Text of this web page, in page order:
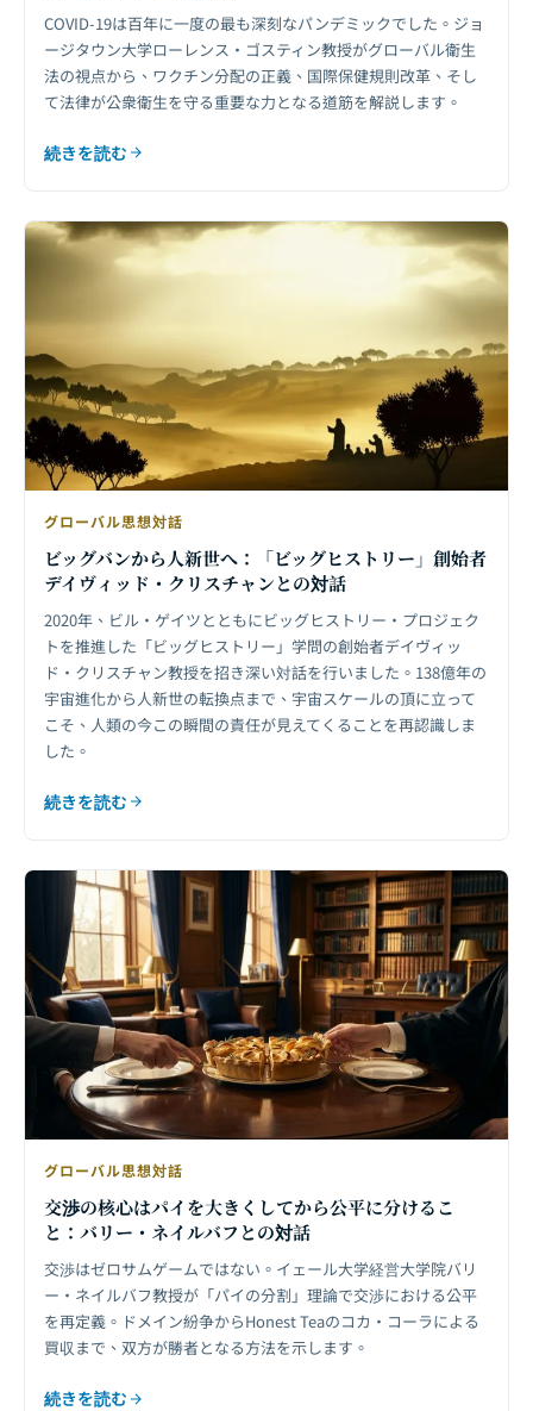
COVID-19は百年に一度の最も深刻なパンデミックでした。ジョ
ージタウン大学ローレンス・ゴスティン教授がグローバル衛生
法の視点から、ワクチン分配の正義、国際保健規則改革、そし
て法律が公衆衛生を守る重要な力となる道筋を解説します。
続きを読む
グローバル思想対話
ビッグバンから人新世へ：「ビッグヒストリー」創始者
デイヴィッド・クリスチャンとの対話
2020年、ビル・ゲイツとともにビッグヒストリー・プロジェク
トを推進した「ビッグヒストリー」学問の創始者デイヴィッ
ド・クリスチャン教授を招き深い対話を行いました。138億年の
宇宙進化から人新世の転換点まで、宇宙スケールの頂に立って
こそ、人類の今この瞬間の責任が見えてくることを再認識しま
した。
続きを読む
グローバル思想対話
交渉の核心はパイを大きくしてから公平に分けるこ
と：バリー・ネイルバフとの対話
交渉はゼロサムゲームではない。イェール大学経営大学院バリ
ー・ネイルバフ教授が「パイの分割」理論で交渉における公平
を再定義。ドメイン紛争からHonest Teaのコカ・コーラによる
買収まで、双方が勝者となる方法を示します。
続きを読む